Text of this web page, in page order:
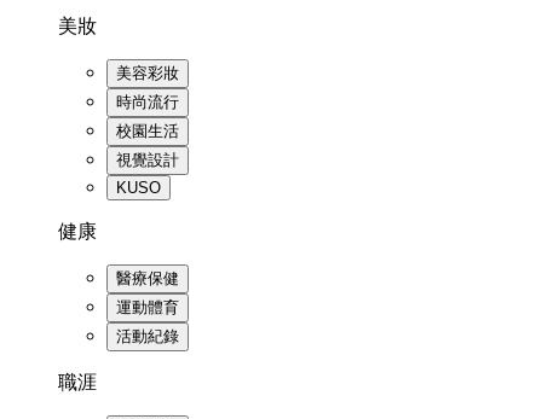
美妝
美容彩妝
時尚流行
校園生活
視覺設計
KUSO
健康
醫療保健
運動體育
活動紀錄
職涯